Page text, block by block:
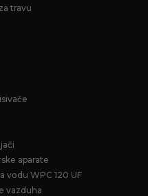
travu
aparate
vodu WPC 120 UF
vazduha